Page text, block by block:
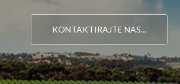
KONTAKTIRAJTE NAS...